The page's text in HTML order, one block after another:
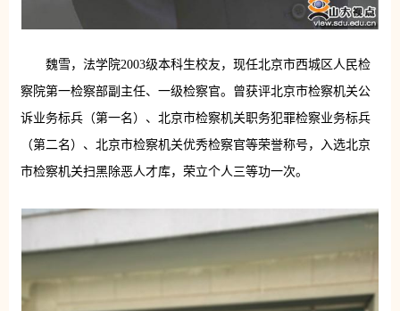
魏雪，法学院2003级本科生校友，现任北京市西城区人民检
察院第一检察部副主任、一级检察官。曾获评北京市检察机关公
诉业务标兵（第一名）、北京市检察机关职务犯罪检察业务标兵
（第二名）、北京市检察机关优秀检察官等荣誉称号，入选北京
市检察机关扫黑除恶人才库，荣立个人三等功一次。